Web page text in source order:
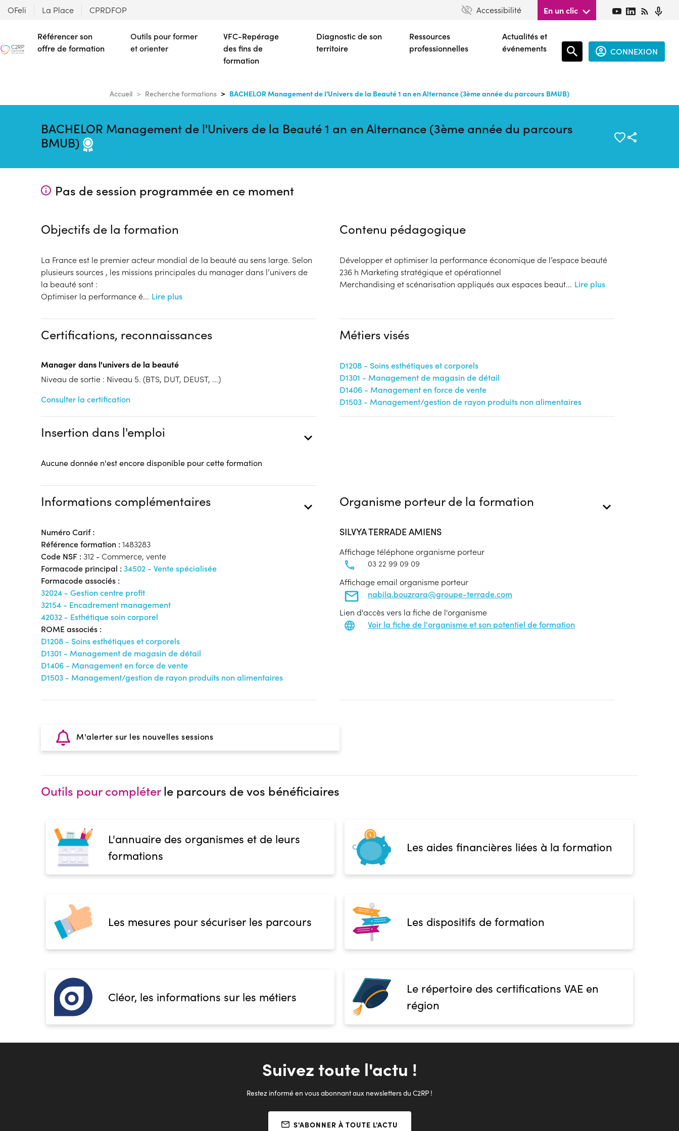
contenu
principal
OFeli La Place CPRDFOP Accessibilité En un clic
Référencer son
offre de formation
Outils pour former
et orienter
VFC-Repérage
des fins de
formation
Diagnostic de son
territoire
Ressources
professionnelles
Actualités et
événements
CONNEXION
guest
Accueil Recherche formations BACHELOR Management de l'Univers de la Beauté 1 an en Alternance (3ème année du parcours BMUB)
BACHELOR Management de l'Univers de la Beauté 1 an en Alternance (3ème année du parcours
BMUB)
Pas de session programmée en ce moment
Objectifs de la formation
La France est le premier acteur mondial de la beauté au sens large. Selon
plusieurs sources , les missions principales du manager dans l’univers de
la beauté sont :
Optimiser la performance é... Lire plus
Contenu pédagogique
Développer et optimiser la performance économique de l’espace beauté
236 h Marketing stratégique et opérationnel
Merchandising et scénarisation appliqués aux espaces beaut... Lire plus
Certifications, reconnaissances
Manager dans l'univers de la beauté
Niveau de sortie : Niveau 5. (BTS, DUT, DEUST, ...)
Consulter la certification
Métiers visés
D1208 - Soins esthétiques et corporels
D1301 - Management de magasin de détail
D1406 - Management en force de vente
D1503 - Management/gestion de rayon produits non alimentaires
Insertion dans l'emploi
Aucune donnée n'est encore disponible pour cette formation
Informations complémentaires
Numéro Carif :
Référence formation : 1483283
Code NSF : 312 - Commerce, vente
Formacode principal : 34502 - Vente spécialisée
Formacode associés :
32024 - Gestion centre profit
32154 - Encadrement management
42032 - Esthétique soin corporel
ROME associés :
D1208 - Soins esthétiques et corporels
D1301 - Management de magasin de détail
D1406 - Management en force de vente
D1503 - Management/gestion de rayon produits non alimentaires
Organisme porteur de la formation
SILVYA TERRADE AMIENS
Affichage téléphone organisme porteur
03 22 99 09 09
Affichage email organisme porteur
nabila.bouzrara@groupe-terrade.com
Lien d'accès vers la fiche de l'organisme
Voir la fiche de l'organisme et son potentiel de formation
M'alerter sur les nouvelles sessions
Outils pour compléterle parcours de vos bénéficiaires
L'annuaire des organismes et de leurs
formations
Les aides financières liées à la formation
Les mesures pour sécuriser les parcours Les dispositifs de formation
Cléor, les informations sur les métiers
Le répertoire des certifications VAE en
région
Suivez toute l'actu !
Restez informé en vous abonnant aux newsletters du C2RP !
S'ABONNER À TOUTE L'ACTU